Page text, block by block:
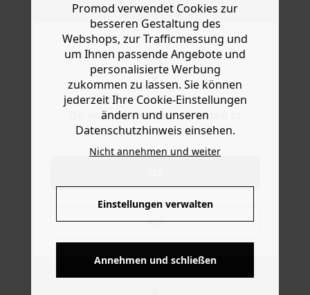
Do you want to be redirected to
www.promod.com ?
NO
Ware die Artikel zurückzuschicken oder umzutauschen.
Lyocellanteil ist gerade geschnitten mit Rüschen am
Tunikakragen, Volantkanten an den US-Ärmeln, Abnähern
unter der Brust und abgerundetem Saum. Enthält Lyocell,
ein weich fließendes Material aus Eukalyptus-Zellstoff
aus nachhaltiger Forstwirtschaft
KOSTENFREIE LIEFERUNG
Ab 60€*
Promod verwendet Cookies zur
besseren Gestaltung des
Webshops, zur Trafficmessung und
um Ihnen passende Angebote und
personalisierte Werbung
zukommen zu lassen. Sie können
jederzeit Ihre Cookie-Einstellungen
ändern und unseren
Datenschutzhinweis einsehen.
Nicht annehmen und weiter
Einstellungen verwalten
Annehmen und schließen